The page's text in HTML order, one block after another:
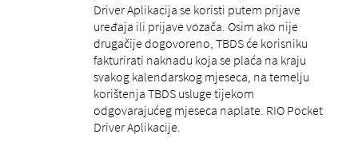
Driver Aplikacija se koristi putem prijave
uređaja ili prijave vozača. Osim ako nije
drugačije dogovoreno, TBDS će korisniku
fakturirati naknadu koja se plaća na kraju
svakog kalendarskog mjeseca, na temelju
korištenja TBDS usluge tijekom
odgovarajućeg mjeseca naplate. RIO Pocket
Driver Aplikacije.